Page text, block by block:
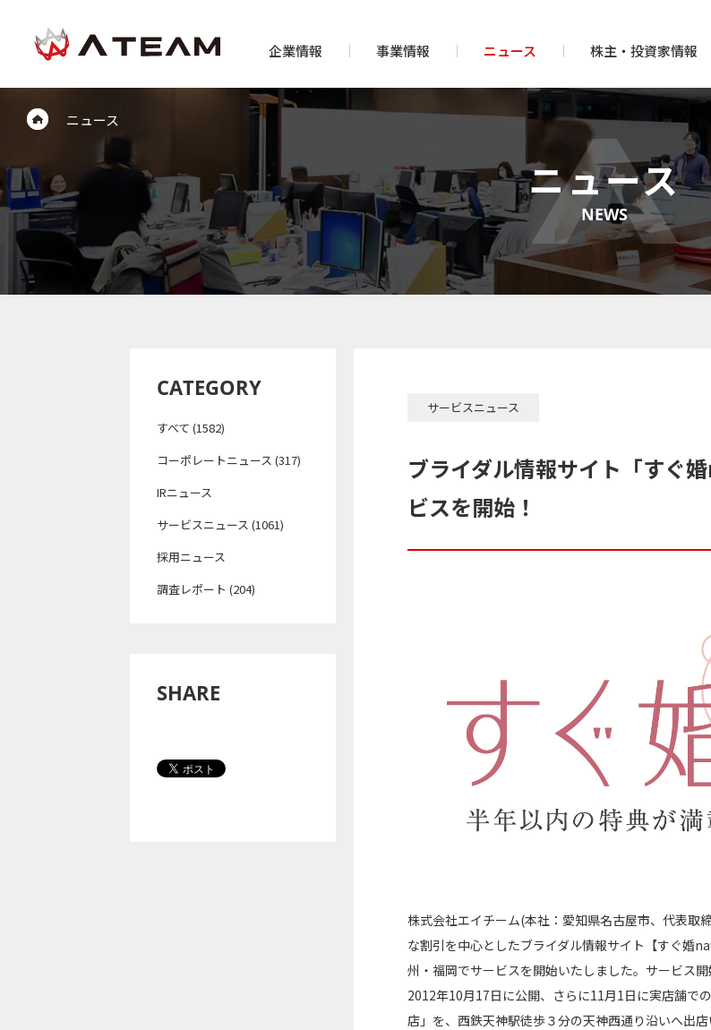
企業情報 事業情報 ニュース 株主・投資家情報
ニュース
ニュース
NEWS
CATEGORY
すべて (1582)
コーポレートニュース (317)
IRニュース
サービスニュース (1061)
採用ニュース
調査レポート (204)
SHARE
サービスニュース
ブライダル情報サイト「すぐ
ビスを開始！
株式会社エイチーム(本社：愛知県名古屋市、代表取
な割引を中心としたブライダル情報サイト【すぐ婚
州・福岡でサービスを開始いたしました。サービス
2012年10月17日に公開、さらに11月1日に実店舗で
店」を、西鉄天神駅徒歩３分の天神西通り沿いへ出店